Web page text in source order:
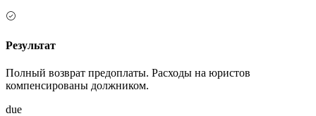
Результат
Полный возврат предоплаты. Расходы на юристов
компенсированы должником.
due